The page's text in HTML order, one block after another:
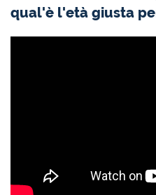
qual'è l'età giusta